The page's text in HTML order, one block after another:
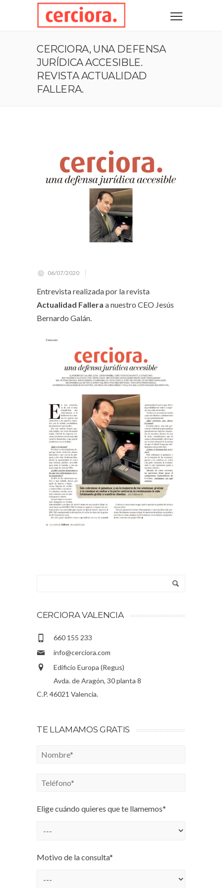
CERCIORA, UNA DEFENSA
JURÍDICA ACCESIBLE.
REVISTA ACTUALIDAD
FALLERA.
06/07/2020
Entrevista realizada por la revista
Actualidad Fallera a nuestro CEO Jesús
Bernardo Galán.
CERCIORA VALENCIA
660 155 233
info@cerciora.com
Edificio Europa (Regus)
Avda. de Aragón, 30 planta 8
C.P. 46021 Valencia.
TE LLAMAMOS GRATIS
Elige cuándo quieres que te llamemos*
Motivo de la consulta*